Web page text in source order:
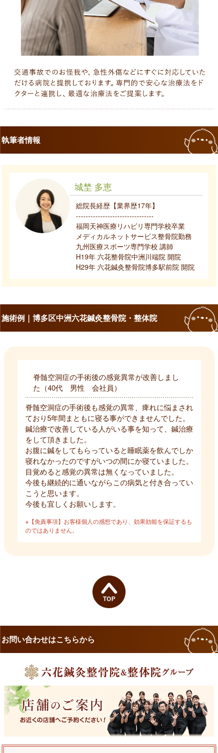
執筆者情報
城埜 多恵
総院長経歴【業界歴17年】
--------------------------------
福岡天神医療リハビリ専門学校卒業
メディカルネットサービス整骨院勤務
九州医療スポーツ専門学校 講師
H19年 六花整骨院中洲川端院 開院
H29年 六花鍼灸整骨院博多駅前院 開院
施術例｜博多区中洲六花鍼灸整骨院・整体院
脊髄空洞症の手術後の感覚異常が改善しまし
た（40代 男性 会社員）
脊髄空洞症の手術後も感覚の異常、痺れに悩まされ
ており5年間まともに寝る事ができませんでした。
鍼治療で改善している人がいる事を知って、鍼治療
をして頂きました。
お腹に鍼をしてもらっていると睡眠薬を飲んでしか
寝れなかったのですがいつの間にか寝ていました。
目覚めると感覚の異常は無くなっていました。
今後も継続的に通いながらこの病気と付き合ってい
こうと思います。
今後も宜しくお願いします。
※【免責事項】お客様個人の感想であり、効果効能を保証するも
のではありません。
お問い合わせはこちらから